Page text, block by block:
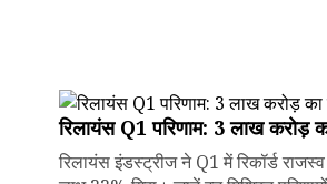
रिलायंस Q1 परिणाम: ₹3 लाख करोड़
रिलायंस इंडस्ट्रीज ने Q1 में रिकॉर्ड